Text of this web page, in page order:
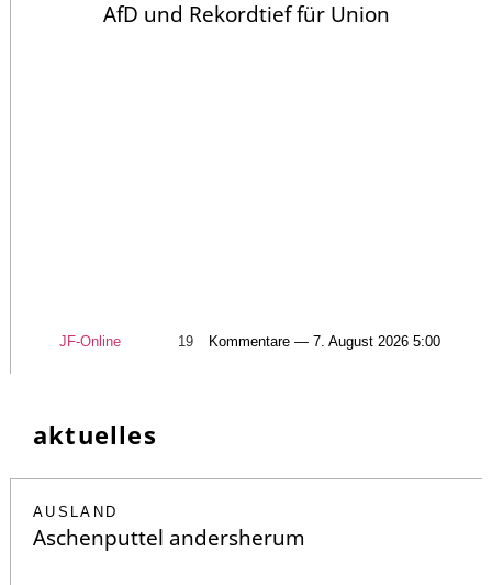
AfD und Rekordtief für Union
JF-Online 19 Kommentare — 7. August 2026 5:00
aktuelles
AUSLAND
Aschenputtel andersherum